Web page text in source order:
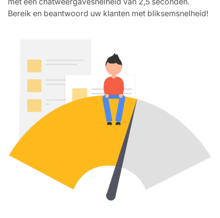
Bereik en beantwoord uw klanten met bliksemsnelheid!